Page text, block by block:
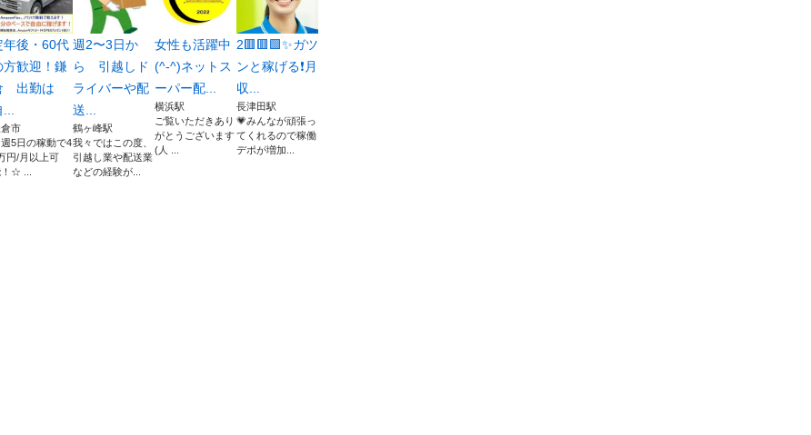
年後・60代
方歓迎！鎌
出勤は
市
5日の稼動で4
円/月以上可
☆ ...
週2〜3日か
ら 引越しド
ライバーや配
送...
鶴ヶ峰駅
我々ではこの度、
引越し業や配送業
などの経験が...
女性も活躍中
(^-^)ネットス
ーパー配...
横浜駅
ご覧いただきあり
がとうございます
(⁠人⁠ ⁠...
2🟥🟥🟩✨ガツ
ンと稼げる❗️月
収...
長津田駅
💗みんなが頑張っ
てくれるので稼働
デポが増加...